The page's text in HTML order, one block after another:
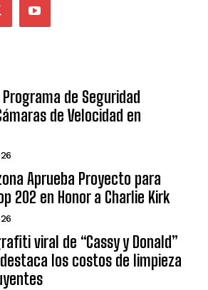
de Seguridad
de Velocidad en
Aprueba Proyecto para
202 en Honor a Charlie Kirk
viral de “Cassy y Donald”
los costos de limpieza